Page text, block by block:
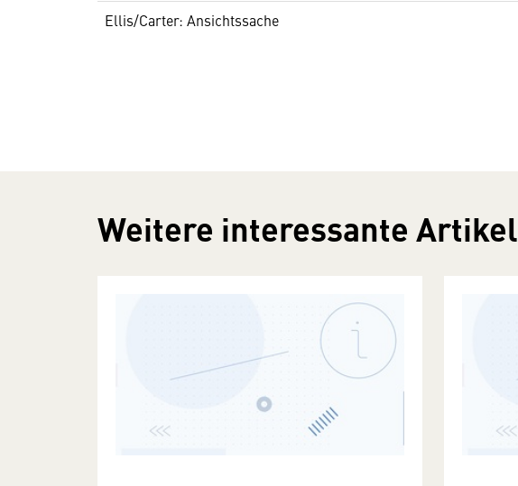
Ellis/Carter: Ansichtssache
Weitere interessante Artikel